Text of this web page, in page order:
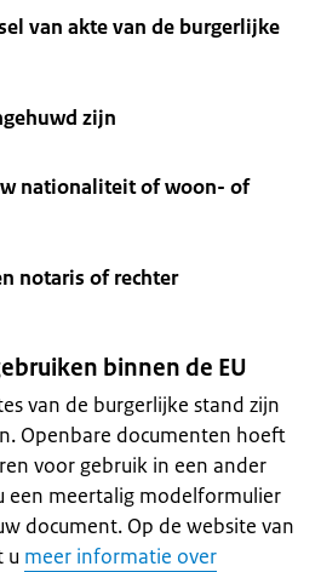
van akte van de burgerlijke
zijn
nationaliteit of woon- of
notaris of rechter
binnen de EU
van de burgerlijke stand zijn
Openbare documenten hoeft
voor gebruik in een ander
een meertalig modelformulier
document. Op de website van
u meer informatie over